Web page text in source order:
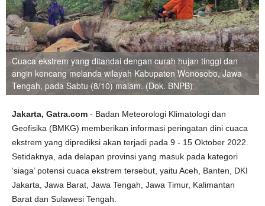
Cuaca ekstrem yang ditandai dengan curah hujan tinggi dan
angin kencang melanda wilayah Kabupaten Wonosobo, Jawa
Tengah, pada Sabtu (8/10) malam. (Dok. BNPB)
Jakarta, Gatra.com - Badan Meteorologi Klimatologi dan
Geofisika (BMKG) memberikan informasi peringatan dini cuaca
ekstrem yang diprediksi akan terjadi pada 9 - 15 Oktober 2022.
Setidaknya, ada delapan provinsi yang masuk pada kategori
‘siaga’ potensi cuaca ekstrem tersebut, yaitu Aceh, Banten, DKI
Jakarta, Jawa Barat, Jawa Tengah, Jawa Timur, Kalimantan
Barat dan Sulawesi Tengah.